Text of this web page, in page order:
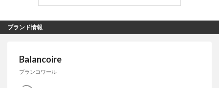
ブランド情報
Balancoire
ブランコワール